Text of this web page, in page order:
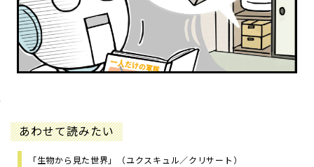
あわせて読みたい
「生物から見た世界」（ユクスキュル／クリサート）